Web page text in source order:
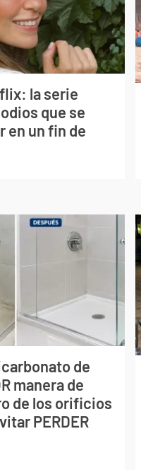
la serie
que se
en un fin de
de
manera de
de los orificios
PERDER